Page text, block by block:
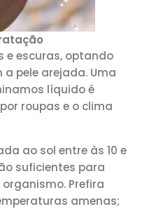
e escuras, optando
a pele arejada. Uma
líquido é
roupas e o clima
ao sol entre às 10 e
suficientes para
Prefira
amenas;